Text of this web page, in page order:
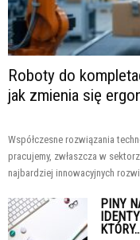
Roboty do
jak zmienia się
Współczesne rozwiązania
pracujemy, zwłaszcza w
najbardziej innowacyjnych
PINY